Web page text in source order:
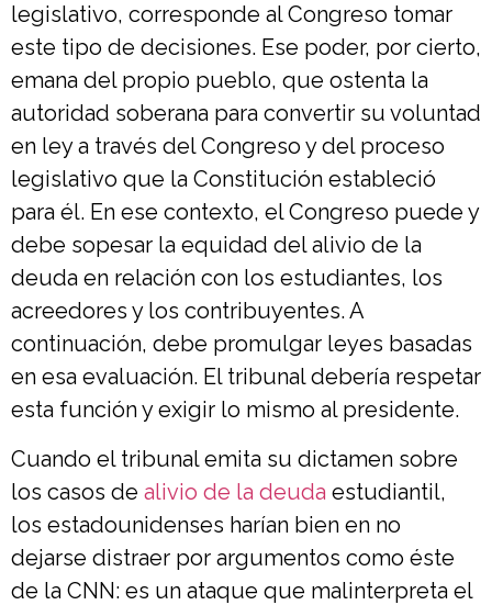
legislativo, corresponde al Congreso tomar
este tipo de decisiones. Ese poder, por cierto,
emana del propio pueblo, que ostenta la
autoridad soberana para convertir su voluntad
en ley a través del Congreso y del proceso
legislativo que la Constitución estableció
para él. En ese contexto, el Congreso puede y
debe sopesar la equidad del alivio de la
deuda en relación con los estudiantes, los
acreedores y los contribuyentes. A
continuación, debe promulgar leyes basadas
en esa evaluación. El tribunal debería respetar
esta función y exigir lo mismo al presidente.
Cuando el tribunal emita su dictamen sobre
los casos de alivio de la deuda estudiantil,
los estadounidenses harían bien en no
dejarse distraer por argumentos como éste
de la CNN: es un ataque que malinterpreta el